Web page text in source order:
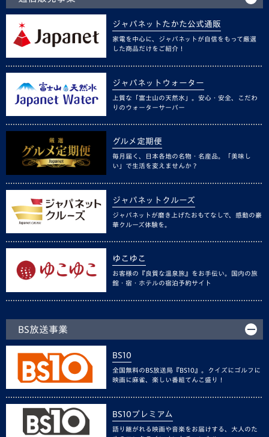
ジャパネットたかた公式通販
家電を中心に、ジャパネットが自信をもって厳選
した商品だけをご紹介！
ジャパネットウォーター
上質な「富士山の天然水」。安心・安全、こだわ
りのウォーターサーバー
グルメ定期便
毎月届く、日本各地の名物・名産品。「美味し
い」で生活を変えませんか？
ジャパネットクルーズ
ジャパネットが磨き上げたおもてなしで、感動の豪
華クルーズ体験を。
ゆこゆこ
お客様の『良質な温泉旅』をお手伝い。国内の旅
館・宿・ホテルの宿泊予約サイト
BS放送事業
BS10
全国無料のBS放送局『BS10』。クイズにゴルフに
映画に麻雀、楽しい番組てんこ盛り！
BS10プレミアム
語り継がれる映画や音楽をお届けする、大人のた